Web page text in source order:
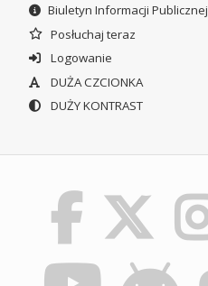
Biuletyn Informacji Publicznej
Posłuchaj teraz
Logowanie
DUŻA CZCIONKA
DUŻY KONTRAST